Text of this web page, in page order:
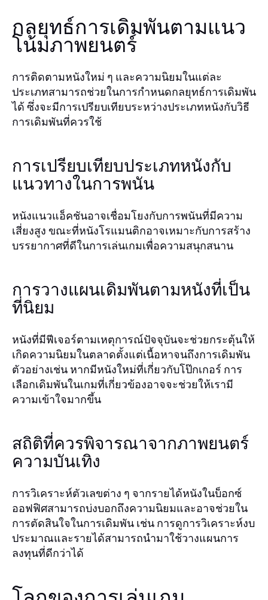
กลยุทธ์การเดิมพันตามแนว
โน้มภาพยนตร์
การติดตามหนังใหม่ ๆ และความนิยมในแต่ละ
ประเภทสามารถช่วยในการกำหนดกลยุทธ์การเดิมพัน
ได้ ซึ่งจะมีการเปรียบเทียบระหว่างประเภทหนังกับวิธี
การเดิมพันที่ควรใช้
การเปรียบเทียบประเภทหนังกับ
แนวทางในการพนัน
หนังแนวแอ็คชันอาจเชื่อมโยงกับการพนันที่มีความ
เสี่ยงสูง ขณะที่หนังโรแมนติกอาจเหมาะกับการสร้าง
บรรยากาศที่ดีในการเล่นเกมเพื่อความสนุกสนาน
การวางแผนเดิมพันตามหนังที่เป็น
ที่นิยม
หนังที่มีฟีเจอร์ตามเหตุการณ์ปัจจุบันจะช่วยกระตุ้นให้
เกิดความนิยมในตลาดตั้งแต่เนื้อหาจนถึงการเดิมพัน
ตัวอย่างเช่น หากมีหนังใหม่ที่เกี่ยวกับโป๊กเกอร์ การ
เลือกเดิมพันในเกมที่เกี่ยวข้องอาจจะช่วยให้เรามี
ความเข้าใจมากขึ้น
สถิติที่ควรพิจารณาจากภาพยนตร์
ความบันเทิง
การวิเคราะห์ตัวเลขต่าง ๆ จากรายได้หนังในบ็อกซ์
ออฟฟิศสามารถบ่งบอกถึงความนิยมและอาจช่วยใน
การตัดสินใจในการเดิมพัน เช่น การดูการวิเคราะห์งบ
ประมาณและรายได้สามารถนำมาใช้วางแผนการ
ลงทุนที่ดีกว่าได้